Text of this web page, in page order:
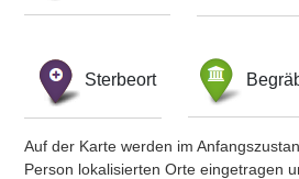
Sterbeort
Auf der Karte werden im
Person lokalisierten Orte eingetragen